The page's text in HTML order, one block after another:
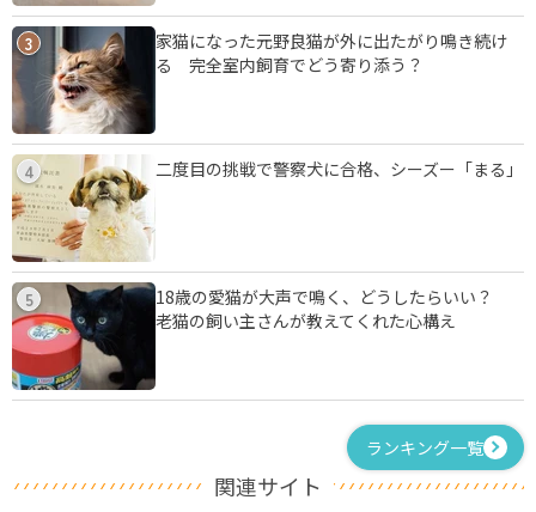
3
家猫になった元野良猫が外に出たがり鳴き続け
る 完全室内飼育でどう寄り添う？
4 二度目の挑戦で警察犬に合格、シーズー「まる」
5
18歳の愛猫が大声で鳴く、どうしたらいい？
老猫の飼い主さんが教えてくれた心構え
ランキング一覧
関連サイト